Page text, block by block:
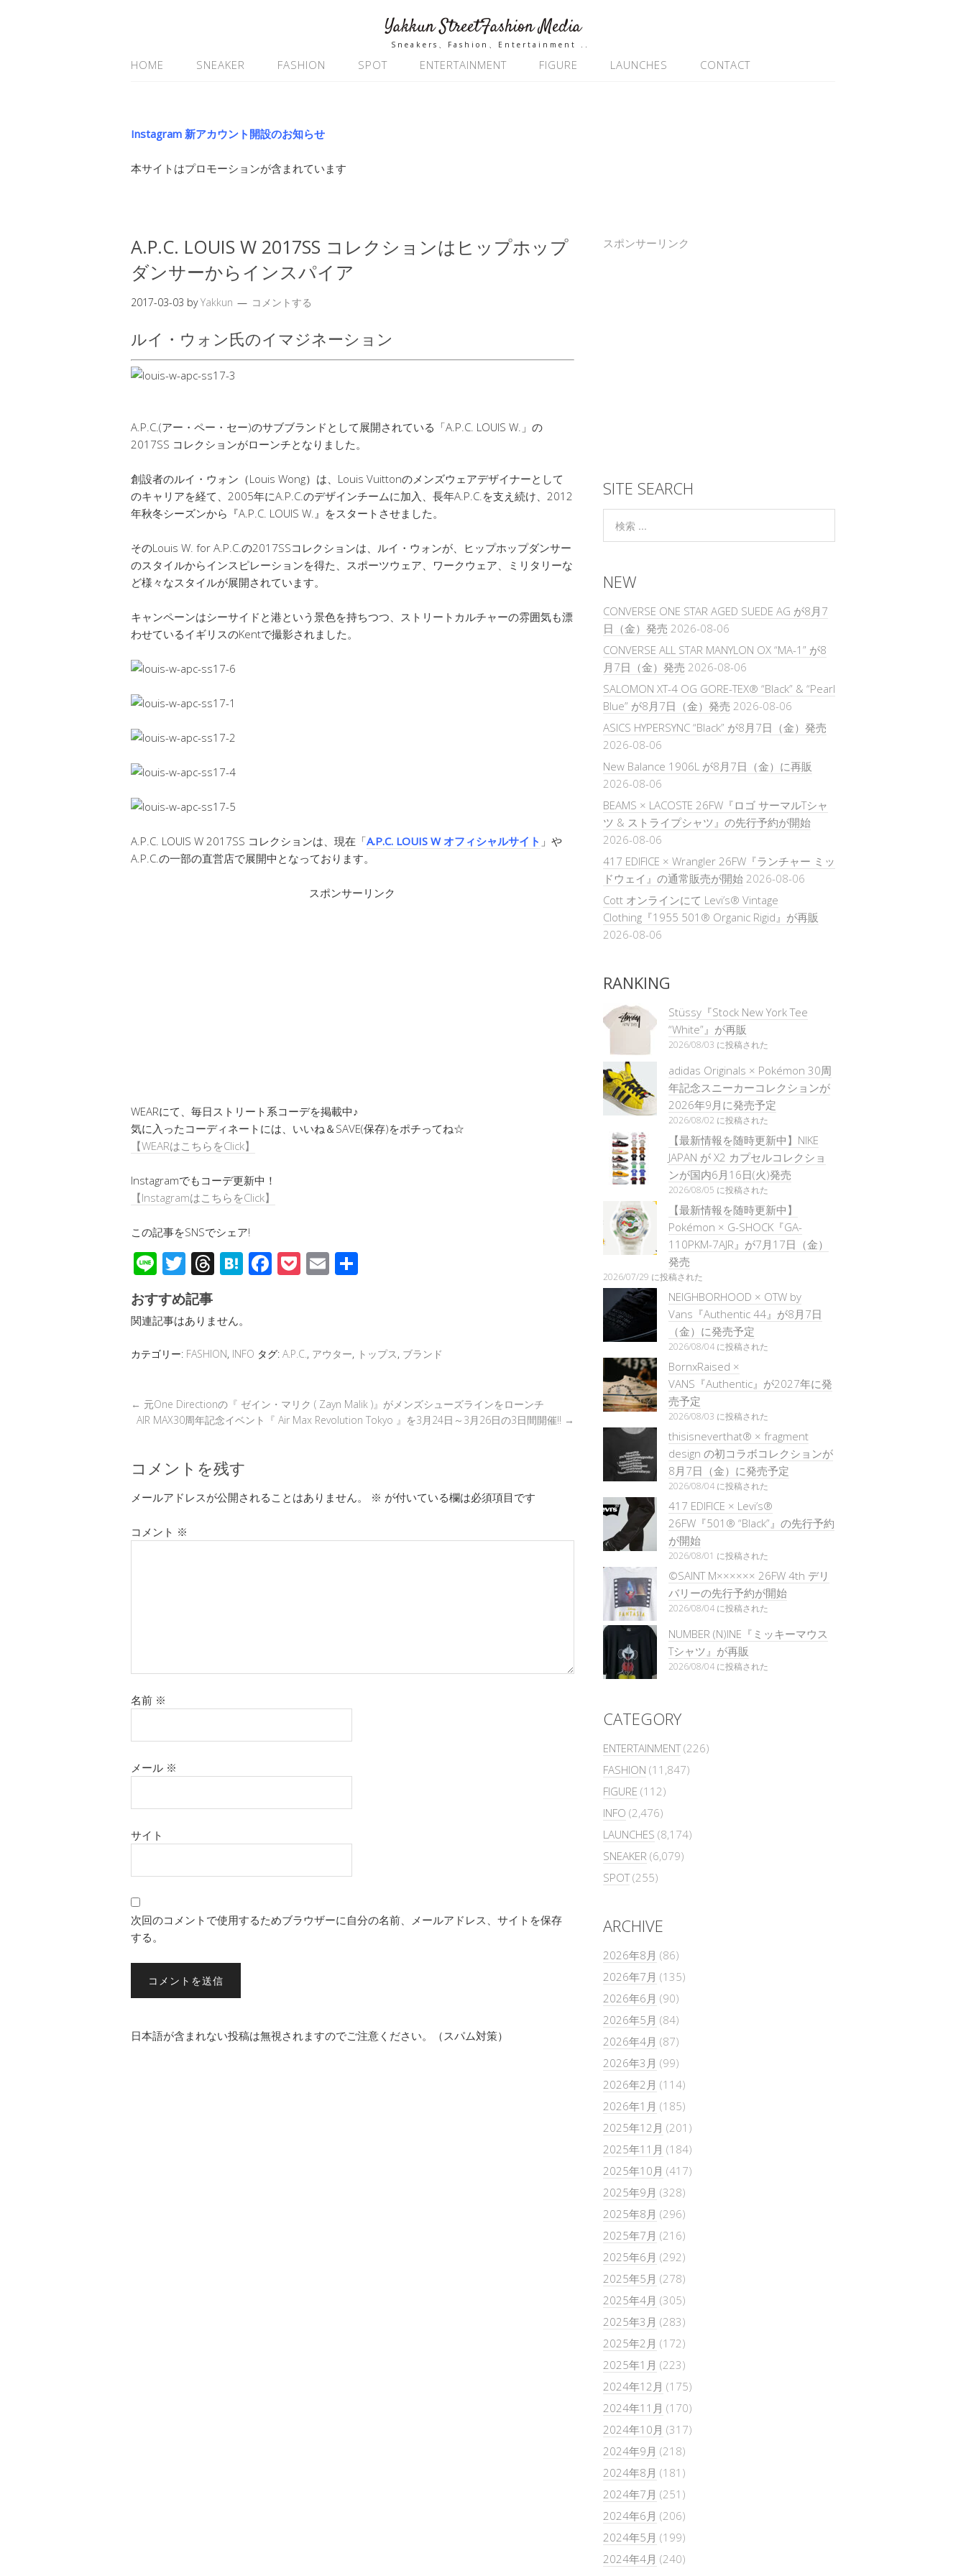
Yakkun StreetFashion Media
Sneakers、Fashion、Entertainment ..
HOME SNEAKER FASHION SPOT ENTERTAINMENT FIGURE LAUNCHES CONTACT
Instagram 新アカウント開設のお知らせ
本サイトはプロモーションが含まれています
A.P.C. LOUIS W 2017SS コレクションはヒップホップ
ダンサーからインスパイア
2017-03-03 byYakkun コメントする
ルイ・ウォン氏のイマジネーション
A.P.C.(アー・ペー・セー)のサブブランドとして展開されている「A.P.C. LOUIS W.」の
2017SS コレクションがローンチとなりました。
創設者のルイ・ウォン（Louis Wong）は、Louis Vuittonのメンズウェアデザイナーとして
のキャリアを経て、2005年にA.P.C.のデザインチームに加入、長年A.P.C.を支え続け、2012
年秋冬シーズンから『A.P.C. LOUIS W.』をスタートさせました。
そのLouis W. for A.P.C.の2017SSコレクションは、ルイ・ウォンが、ヒップホップダンサー
のスタイルからインスピレーションを得た、スポーツウェア、ワークウェア、ミリタリーな
ど様々なスタイルが展開されています。
キャンペーンはシーサイドと港という景色を持ちつつ、ストリートカルチャーの雰囲気も漂
わせているイギリスのKentで撮影されました。
A.P.C. LOUIS W 2017SS コレクションは、現在「A.P.C. LOUIS W オフィシャルサイト 」や
A.P.C.の一部の直営店で展開中となっております。
スポンサーリンク
WEARにて、毎日ストリート系コーデを掲載中♪
気に入ったコーディネートには、いいね＆SAVE(保存)をポチってね☆
【WEARはこちらをClick】
Instagramでもコーデ更新中！
【InstagramはこちらをClick】
この記事をSNSでシェア!
Li
n
e
T
wi
tt
er
T
hr
e
a
d
H
at
a
F
ac
o
k
P
o
E
m
おすすめ記事
関連記事はありません。
カテゴリー: FASHION, INFO タグ: A.P.C. , アウター, トップス, ブランド
← 元One Directionの『 ゼイン・マリク ( Zayn Malik )』がメンズシューズラインをローンチ
AIR MAX30周年記念イベント『 Air Max Revolution Tokyo 』を3月24日～3月26日の3日間開催!! →
コメントを残す
メールアドレスが公開されることはありません。 ※ が付いている欄は必須項目です
コメント ※
名前 ※
メール ※
サイト
次回のコメントで使用するためブラウザーに自分の名前、メールアドレス、サイトを保存
する。
日本語が含まれない投稿は無視されますのでご注意ください。（スパム対策）
スポンサーリンク
SITE SEARCH
NEW
CONVERSE ONE STAR AGED SUEDE AG が8月7
日（金）発売 2026-08-06
CONVERSE ALL STAR MANYLON OX “MA-1” が8
月7日（金）発売 2026-08-06
SALOMON XT-4 OG GORE-TEX® “Black” & “Pearl
Blue” が8月7日（金）発売 2026-08-06
ASICS HYPERSYNC “Black” が8月7日（金）発売
2026-08-06
New Balance 1906L が8月7日（金）に再販
2026-08-06
BEAMS × LACOSTE 26FW『ロゴ サーマルTシャ
ツ & ストライプシャツ』の先行予約が開始
2026-08-06
417 EDIFICE × Wrangler 26FW『ランチャー ミッ
ドウェイ』の通常販売が開始 2026-08-06
Cott オンラインにて Levi’s® Vintage
Clothing『1955 501® Organic Rigid』が再販
2026-08-06
RANKING
Stüssy『Stock New York Tee
“White”』が再販
2026/08/03 に投稿された
adidas Originals × Pokémon 30周
年記念スニーカーコレクションが
2026年9月に発売予定
2026/08/02 に投稿された
【最新情報を随時更新中】NIKE
JAPAN が X2 カプセルコレクショ
ンが国内6月16日(火)発売
2026/08/05 に投稿された
【最新情報を随時更新中】
Pokémon × G-SHOCK『GA-
110PKM-7AJR』が7月17日（金）
発売
2026/07/29 に投稿された
NEIGHBORHOOD × OTW by
Vans『Authentic 44』が8月7日
（金）に発売予定
2026/08/04 に投稿された
BornxRaised ×
VANS『Authentic』が2027年に発
売予定
2026/08/03 に投稿された
thisisneverthat® × fragment
design の初コラボコレクションが
8月7日（金）に発売予定
2026/08/04 に投稿された
417 EDIFICE × Levi’s®
26FW『501®︎ “Black”』の先行予約
が開始
2026/08/01 に投稿された
©SAINT M×××××× 26FW 4th デリ
バリーの先行予約が開始
2026/08/04 に投稿された
NUMBER (N)INE『ミッキーマウス
Tシャツ』が再販
2026/08/04 に投稿された
CATEGORY
ENTERTAINMENT(226)
FASHION (11,847)
FIGURE (112)
INFO (2,476)
LAUNCHES (8,174)
SNEAKER (6,079)
SPOT(255)
ARCHIVE
2026年8月 (86)
2026年7月 (135)
2026年6月 (90)
2026年5月 (84)
2026年4月 (87)
2026年3月 (99)
2026年2月 (114)
2026年1月 (185)
2025年12月 (201)
2025年11月 (184)
2025年10月 (417)
2025年9月 (328)
2025年8月 (296)
2025年7月 (216)
2025年6月 (292)
2025年5月 (278)
2025年4月 (305)
2025年3月 (283)
2025年2月 (172)
2025年1月 (223)
2024年12月 (175)
2024年11月 (170)
2024年10月 (317)
2024年9月 (218)
2024年8月 (181)
2024年7月 (251)
2024年6月 (206)
2024年5月 (199)
2024年4月 (240)